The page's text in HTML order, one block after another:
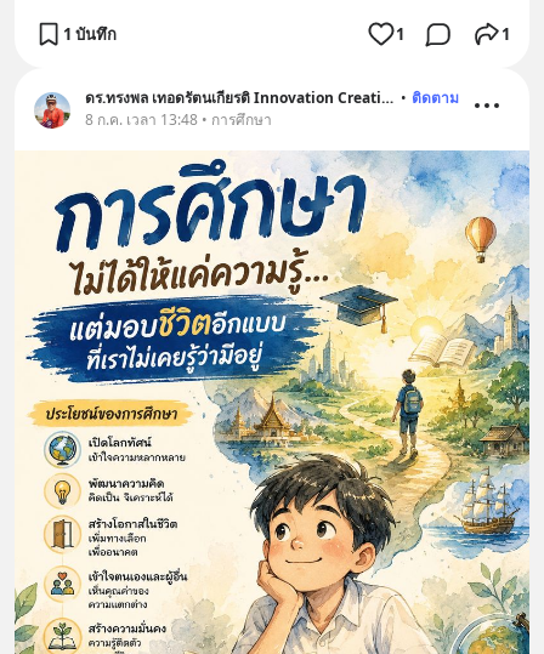
1 บันทึก 1 1
ดร.ทรงพล เทอดรัตนเกียรติ Innovation Creative • ติดตาม
8 ก.ค. เวลา 13:48 • การศึกษา